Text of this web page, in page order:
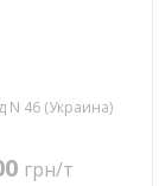
N 46 (Украина)
грн/т